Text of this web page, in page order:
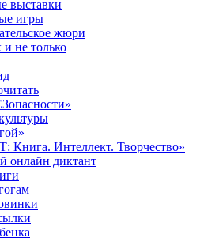
выставки
игры
жюри
и не только
Книга. Интеллект. Творчество»
онлайн диктант